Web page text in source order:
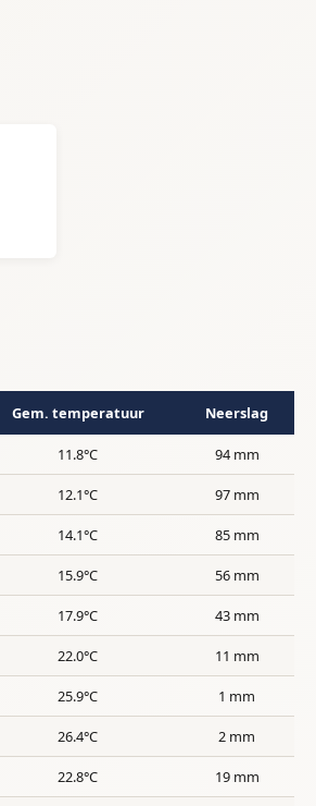
Gem. temperatuur Neerslag
11.8°C 94 mm
12.1°C 97 mm
14.1°C 85 mm
15.9°C 56 mm
17.9°C 43 mm
22.0°C 11 mm
25.9°C 1 mm
26.4°C 2 mm
22.8°C 19 mm